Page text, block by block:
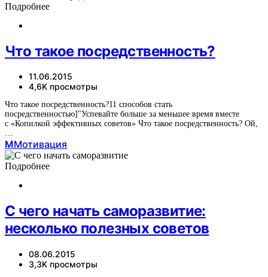
Подробнее
Что такое посредственность?
11.06.2015
4,6K просмотры
Что такое посредственность?11 способов стать
посредственностью]"Успевайте больше за меньшее время вместе
с «Копилкой эффективных советов» Что такое посредственность? Ой,
…
ММотивация
Подробнее
С чего начать саморазвитие:
несколько полезных советов
08.06.2015
3,3K просмотры